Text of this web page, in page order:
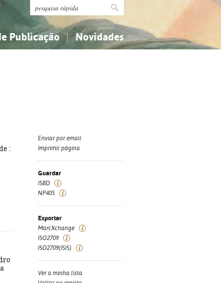
Publicação Novidades
:
Enviar por email
Imprimir página
Guardar
ISBD
NP405
Exportar
MarcXchange
ISO2709
ISO2709(ISIS)
Ver a minha lista